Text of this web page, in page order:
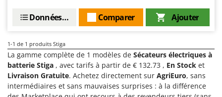
Débroussailleuses
Décompacteurs agricoles
Découpeurs plasma
Déplaqueuses de gazon
Désherbeurs thermiques et mécaniques
Déshumidificateurs
Black & Decker
Blue Bird
Bomet
Bosch
Brumi
Ajouter
Comparer
Données techniques
1-1 de 1 produits Stiga
La gamme complète de 1 modèles de Sécateurs électriques à
batterie Stiga , avec tarifs à partir de € 132.73 , En Stock et
Livraison Gratuite. Achetez directement sur AgriEuro, sans
intermédiaires et sans mauvaises surprises : à la différence